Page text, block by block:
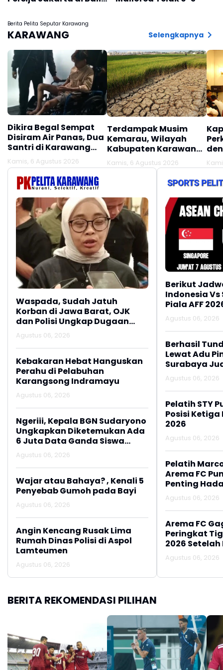
Berita Pelita Seputar Karawang
KARAWANG Selengkapnya
Dikira Begal Sempat
Disiram Air Panas, Dua
Santri di Karawang
Terluka Akibat Aksi
Oknum Linmas
Kamis, 6 Agustus 2026
Terdampak Musim
Kemarau, Wilayah
Kabupaten Karawang
Kekeringan Makin
Meluas
Kamis, 6 Agustus 2026
Waspada, Sudah Jatuh
Korban di Jawa Barat, OJK
dan Polisi Ungkap Dugaan
Penipuan Modus Titip Limit
Paylater
Agustus 06, 2026
Kebakaran Hebat Hanguskan
Perahu di Pelabuhan
Karangsong Indramayu
Agustus 06, 2026
Ngeriii, Kepala BGN Sudaryono
Ungkapkan Diketemukan Ada
6 Juta Data Ganda Siswa
Penerima MBG
Agustus 06, 2026
Wajar atau Bahaya? , Kenali 5
Penyebab Gumoh pada Bayi
Agustus 06, 2026
Angin Kencang Rusak Lima
Rumah Dinas Polisi di Aspol
Lamteumen
Agustus 06, 2026
Berikut
Indonesia
Piala AFF
Agustus 06, 2026
Berhasil
Lewat Adu
Surabaya
2026
Agustus 06, 2026
Pelatih STY
Posisi Ketiga
2026
Agustus 06, 2026
Pelatih
Arema FC
Penting
Agustus 06, 2026
Arema FC
Peringkat
2026
Persija
Agustus 06, 2026
BERITA REKOMENDASI PILIHAN